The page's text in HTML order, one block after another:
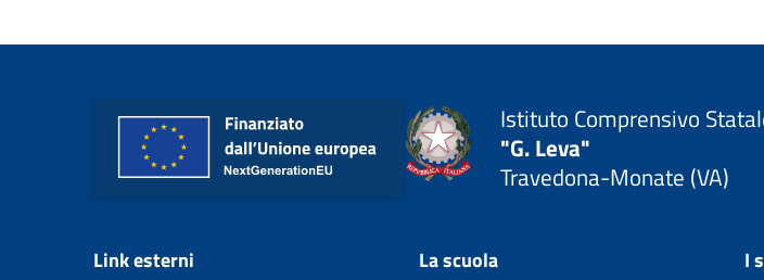
Istituto Comprensivo
"G. Leva"
Travedona-Monate (VA)
Link esterni La scuola I